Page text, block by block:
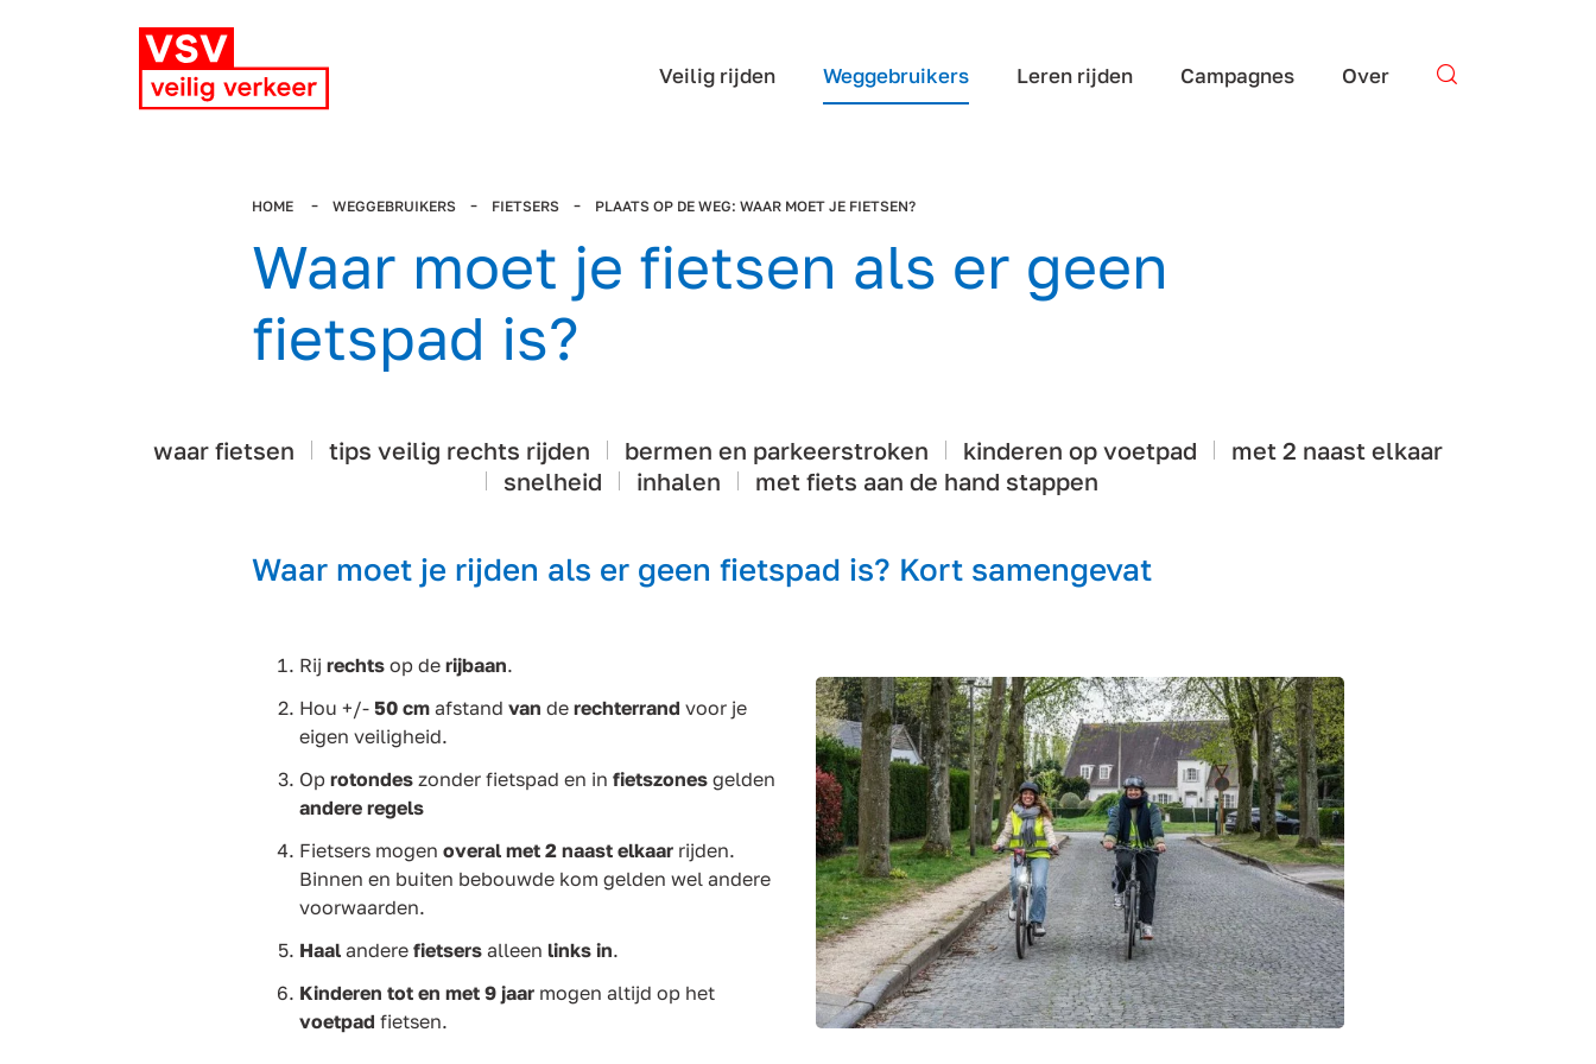
Veilig rijden Weggebruikers Leren rijden Campagnes Over
HOME WEGGEBRUIKERS FIETSERS PLAATS OP DE WEG: WAAR MOET JE FIETSEN?
Waar moet je fietsen als er geen
fietspad is?
waar fietsen tips veilig rechts rijden bermen en parkeerstroken kinderen op voetpad
met 2 naast elkaar
snelheid
inhalen met fiets aan de hand stappen
Waar moet je rijden als er geen fietspad is? Kort samengevat
Rij rechts op de rijbaan.
Hou +/- 50 cm afstand van de rechterrand voor je
eigen veiligheid.
Op rotondes zonder fietspad en in fietszones gelden
andere regels
Fietsers mogen overal met 2 naast elkaar rijden.
Binnen en buiten bebouwde kom gelden wel andere
voorwaarden.
Haal andere fietsers alleen links in.
Kinderen tot en met 9 jaar mogen altijd op het
voetpad fietsen.